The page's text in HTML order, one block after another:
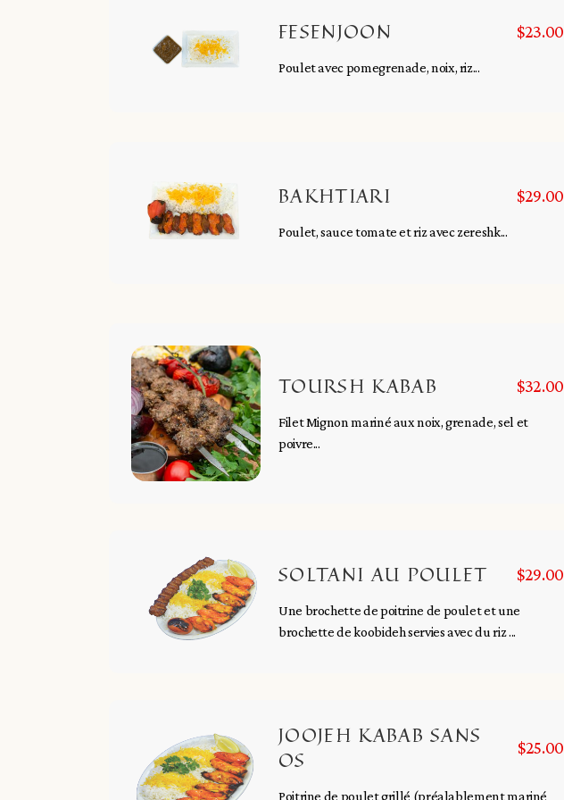
FESENJOON $23.00
Poulet avec pomegrenade, noix, riz...
BAKHTIARI $29.00
Poulet, sauce tomate et riz avec zereshk...
TOURSH KABAB $32.00
Filet Mignon mariné aux noix, grenade, sel et
poivre...
SOLTANI AU POULET $29.00
Une brochette de poitrine de poulet et une
brochette de koobideh servies avec du riz ...
JOOJEH KABAB SANS
OS
$25.00
Poitrine de poulet grillé (préalablement mariné